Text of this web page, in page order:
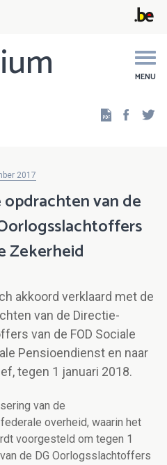
MENU
2017
van de
Zekerheid
akkoord verklaard met de
van de Directie-
van de FOD Sociale
Pensioendienst en naar
tegen 1 januari 2018.
van de
overheid, waarin het
voorgesteld om tegen 1
de DG Oorlogsslachtoffers